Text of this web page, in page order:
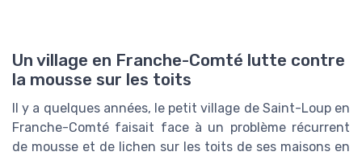
Un village en Franche-Comté lutte contre
la mousse sur les toits
Il y a quelques années, le petit village de Saint-Loup en
Franche-Comté faisait face à un problème récurrent
de mousse et de lichen sur les toits de ses maisons en